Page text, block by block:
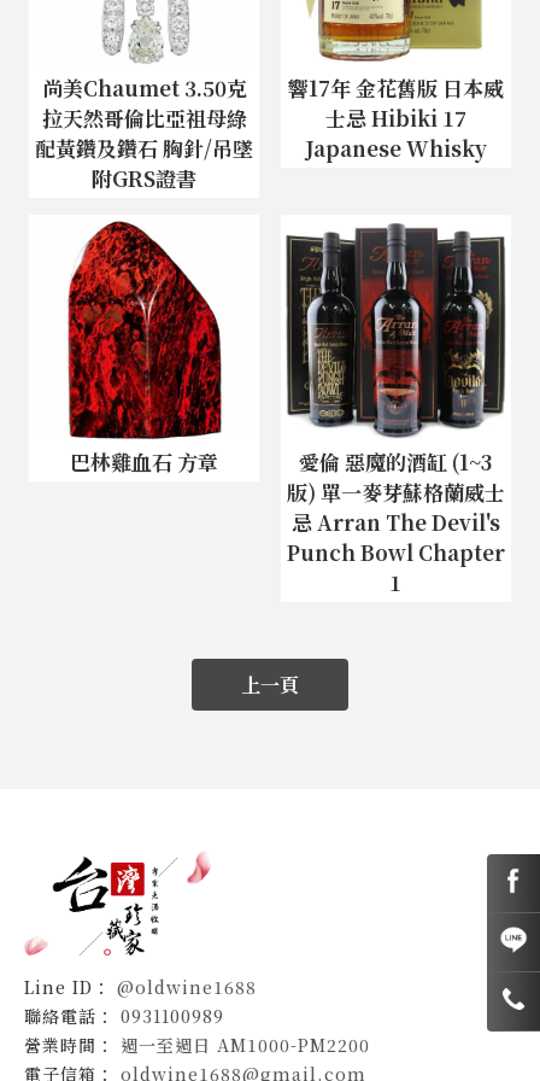
尚美Chaumet 3.50克
拉天然哥倫比亞祖母綠
配黃鑽及鑽石 胸針/吊墜
附GRS證書
響17年 金花舊版 日本威
士忌 Hibiki 17
Japanese Whisky
巴林雞血石 方章
愛倫 惡魔的酒缸 (1~3
版) 單一麥芽蘇格蘭威士
忌 Arran The Devil's
Punch Bowl Chapter
1
上一頁
@oldwine1688
0931100989
週一至週日 AM1000-PM2200
oldwine1688@gmail.com